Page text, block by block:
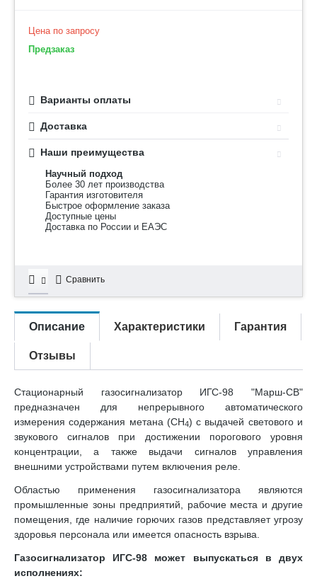
Цена по запросу
Предзаказ
Варианты оплаты
Доставка
Наши преимущества
Научный подход
Более 30 лет производства
Гарантия изготовителя
Быстрое оформление заказа
Доступные цены
Доставка по России и ЕАЭС
Сравнить
Описание Характеристики Гарантия
Отзывы
Стационарный газосигнализатор ИГС-98 "Марш-СВ"
предназначен для непрерывного автоматического
измерения содержания метана (СН4) с выдачей светового и
звукового сигналов при достижении порогового уровня
концентрации, а также выдачи сигналов управления
внешними устройствами путем включения реле.
Областью применения газосигнализатора являются
промышленные зоны предприятий, рабочие места и другие
помещения, где наличие горючих газов представляет угрозу
здоровья персонала или имеется опасность взрыва.
Газосигнализатор ИГС-98 может выпускаться в двух
исполнениях: